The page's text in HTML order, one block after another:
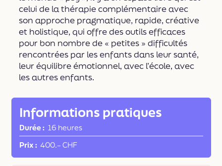
celui de la thérapie complémentaire avec
son approche pragmatique, rapide, créative
et holistique, qui offre des outils efficaces
pour bon nombre de « petites » difficultés
rencontrées par les enfants dans leur santé,
leur équilibre émotionnel, avec l’école, avec
les autres enfants.
Informations pratiques
Durée
16 heures
Prix
400.– CHF